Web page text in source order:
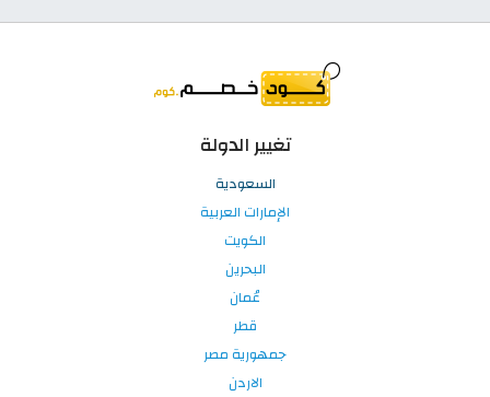
تغيير الدولة
السعودية
الإمارات العربية
الكويت
البحرين
عُمان
قطر
جمهورية مصر
الاردن